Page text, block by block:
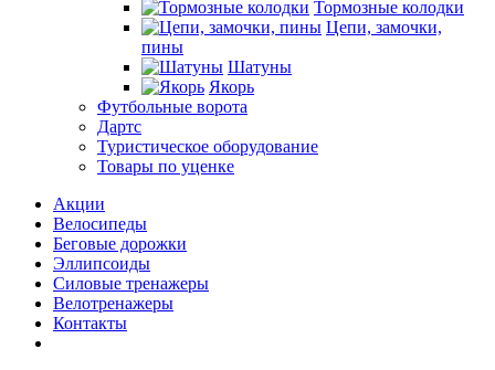
Тормозные колодки
Цепи, замочки,
пины
Шатуны
Якорь
Футбольные ворота
Дартс
Туристическое оборудование
Товары по уценке
Акции
Велосипеды
Беговые дорожки
Эллипсоиды
Силовые тренажеры
Велотренажеры
Контакты